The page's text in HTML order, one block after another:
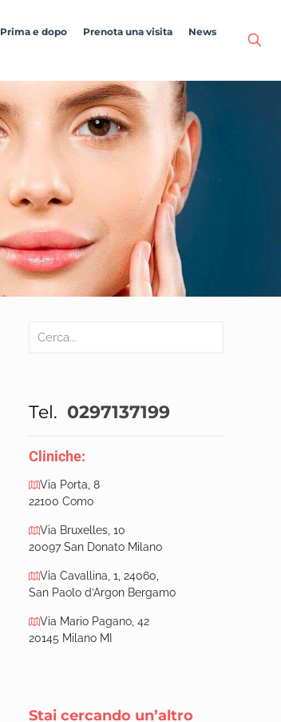
Prima e dopo Prenota una visita News
Tel. 0297137199
Cliniche:
Via Porta, 8
22100 Como
Via Bruxelles, 10
20097 San Donato Milano
Via Cavallina, 1, 24060,
San Paolo d’Argon Bergamo
Via Mario Pagano, 42
20145 Milano MI
Stai cercando un’altro